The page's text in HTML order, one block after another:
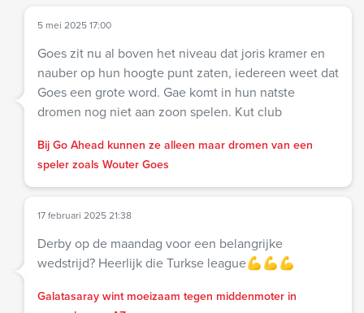
5 mei 2025 17:00
Goes zit nu al boven het niveau dat joris kramer en
nauber op hun hoogte punt zaten, iedereen weet dat
Goes een grote word. Gae komt in hun natste
dromen nog niet aan zoon spelen. Kut club
Bij Go Ahead kunnen ze alleen maar dromen van een
speler zoals Wouter Goes
17 februari 2025 21:38
Derby op de maandag voor een belangrijke
wedstrijd? Heerlijk die Turkse league💪💪💪
Galatasaray wint moeizaam tegen middenmoter in